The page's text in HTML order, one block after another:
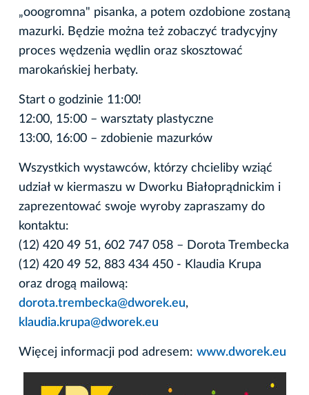
„ooogromna" pisanka, a potem ozdobione zostaną
mazurki. Będzie można też zobaczyć tradycyjny
proces wędzenia wędlin oraz skosztować
marokańskiej herbaty.
Start o godzinie 11:00!
12:00, 15:00 – warsztaty plastyczne
13:00, 16:00 – zdobienie mazurków
Wszystkich wystawców, którzy chcieliby wziąć
udział w kiermaszu w Dworku Białoprądnickim i
zaprezentować swoje wyroby zapraszamy do
kontaktu:
(12) 420 49 51, 602 747 058 – Dorota Trembecka
(12) 420 49 52, 883 434 450 - Klaudia Krupa
oraz drogą mailową:
dorota.trembecka@dworek.eu,
klaudia.krupa@dworek.eu
Więcej informacji pod adresem: www.dworek.eu